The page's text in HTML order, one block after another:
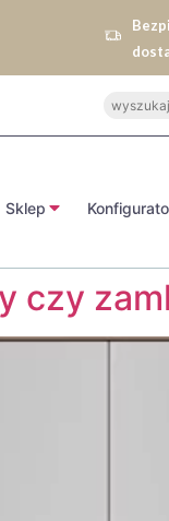
Sklep
czy